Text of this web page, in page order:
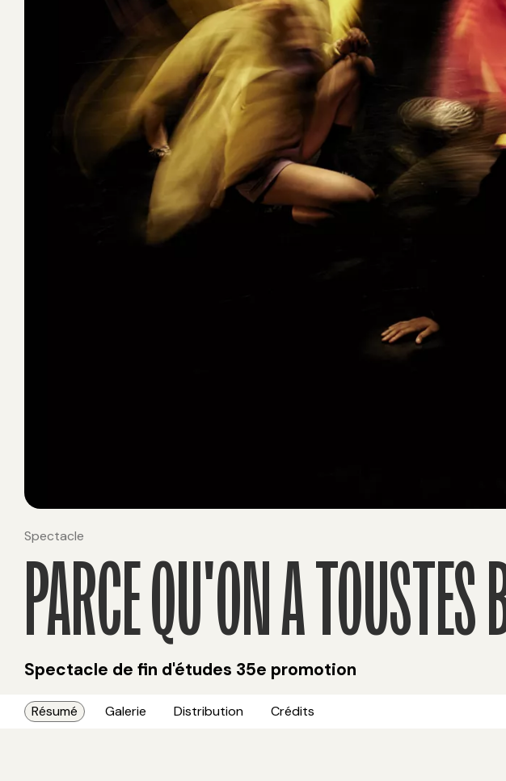
Spectacle
PARCE QU'ON A
Spectacle de fin d'études 35e promotion
Résumé Galerie Distribution Crédits